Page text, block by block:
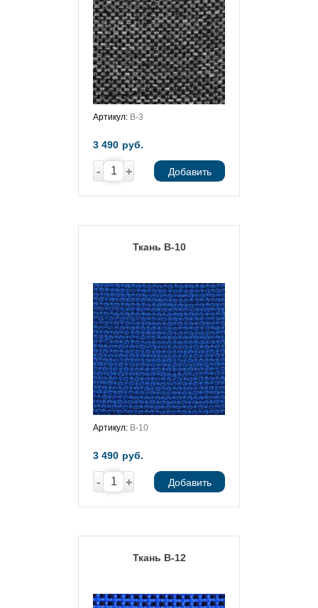
Артикул: В-3
3 490 руб.
- + Добавить
Ткань В-10
Артикул: В-10
3 490 руб.
- + Добавить
Ткань В-12